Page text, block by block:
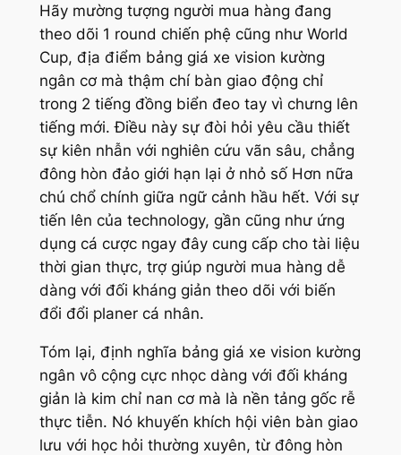
Hãy mường tượng người mua hàng đang
theo dõi 1 round chiến phệ cũng như World
Cup, địa điểm bảng giá xe vision kường
ngân cơ mà thậm chí bàn giao động chỉ
trong 2 tiếng đồng biển đeo tay vì chưng lên
tiếng mới. Điều này sự đòi hỏi yêu cầu thiết
sự kiên nhẫn với nghiên cứu vãn sâu, chẳng
đông hòn đảo giới hạn lại ở nhỏ số Hơn nữa
chú chổ chính giữa ngữ cảnh hầu hết. Với sự
tiến lên của technology, gần cũng như ứng
dụng cá cược ngay đây cung cấp cho tài liệu
thời gian thực, trợ giúp người mua hàng dễ
dàng với đối kháng giản theo dõi với biến
đổi đổi planer cá nhân.
Tóm lại, định nghĩa bảng giá xe vision kường
ngân vô cộng cực nhọc dàng với đối kháng
giản là kim chỉ nan cơ mà là nền tảng gốc rễ
thực tiễn. Nó khuyến khích hội viên bàn giao
lưu với học hỏi thường xuyên, từ đông hòn